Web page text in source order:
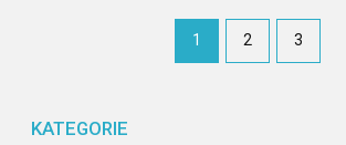
1 2 3
KATEGORIE